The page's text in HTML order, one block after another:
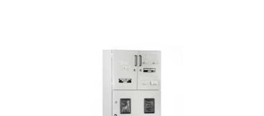
inoxidable Mínimo calibre 20 BWG.
Pintura Electroestática, color gris
RAL serie 70 Tipo de cierre: Chapa
tipo buje de seguridad y perno